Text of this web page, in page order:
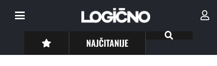
NAJČITANIJE